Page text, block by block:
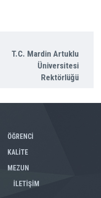
T.C. Mardin Artuklu
Üniversitesi
Rektörlüğü
ÖĞRENCİ
KALİTE
MEZUN
İLETİŞİM